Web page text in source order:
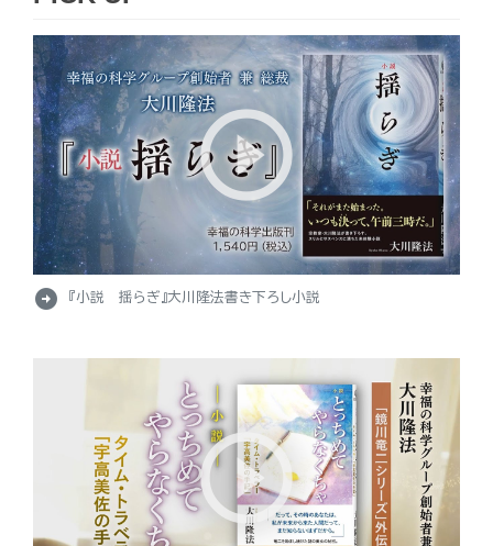
arrow_circle_right 『小説 揺らぎ』大川隆法書き下ろし小説